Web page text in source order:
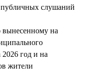
публичных слушаний
вынесенному на
2026 год и на
жители